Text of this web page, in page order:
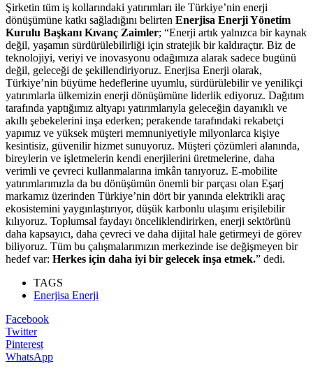
Şirketin tüm iş kollarındaki yatırımları ile Türkiye’nin enerji
dönüşümüne katkı sağladığını belirten Enerjisa Enerji Yönetim
Kurulu Başkanı Kıvanç Zaimler; “Enerji artık yalnızca bir kaynak
değil, yaşamın sürdürülebilirliği için stratejik bir kaldıraçtır. Biz de
teknolojiyi, veriyi ve inovasyonu odağımıza alarak sadece bugünü
değil, geleceği de şekillendiriyoruz. Enerjisa Enerji olarak,
Türkiye’nin büyüme hedeflerine uyumlu, sürdürülebilir ve yenilikçi
yatırımlarla ülkemizin enerji dönüşümüne liderlik ediyoruz. Dağıtım
tarafında yaptığımız altyapı yatırımlarıyla geleceğin dayanıklı ve
akıllı şebekelerini inşa ederken; perakende tarafındaki rekabetçi
yapımız ve yüksek müşteri memnuniyetiyle milyonlarca kişiye
kesintisiz, güvenilir hizmet sunuyoruz. Müşteri çözümleri alanında,
bireylerin ve işletmelerin kendi enerjilerini üretmelerine, daha
verimli ve çevreci kullanmalarına imkân tanıyoruz. E-mobilite
yatırımlarımızla da bu dönüşümün önemli bir parçası olan Eşarj
markamız üzerinden Türkiye’nin dört bir yanında elektrikli araç
ekosistemini yaygınlaştırıyor, düşük karbonlu ulaşımı erişilebilir
kılıyoruz. Toplumsal faydayı önceliklendirirken, enerji sektörünü
daha kapsayıcı, daha çevreci ve daha dijital hale getirmeyi de görev
biliyoruz. Tüm bu çalışmalarımızın merkezinde ise değişmeyen bir
hedef var: Herkes için daha iyi bir gelecek inşa etmek.” dedi.
TAGS
Enerjisa Enerji
Facebook
Twitter
Pinterest
WhatsApp